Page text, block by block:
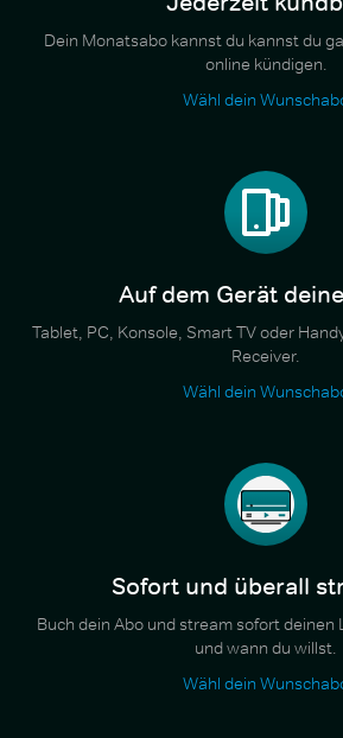
Dein Monatsabo kannst du kannst du
online kündigen.
Wähl dein
Auf dem Gerät
Tablet, PC, Konsole, Smart TV oder
Receiver.
Wähl dein
Sofort und überall
Buch dein Abo und stream sofort deinen
und wann du willst.
Wähl dein